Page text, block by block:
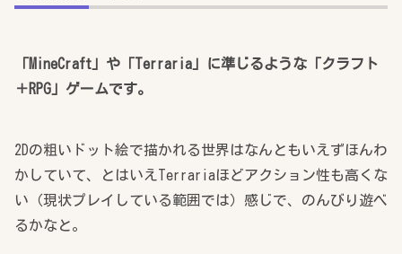
「MineCraft」や「Terraria」に準じるような「クラフト
＋RPG」ゲームです。
2Dの粗いドット絵で描かれる世界はなんともいえずほんわ
かしていて、とはいえTerrariaほどアクション性も高くな
い（現状プレイしている範囲では）感じで、のんびり遊べ
るかなと。